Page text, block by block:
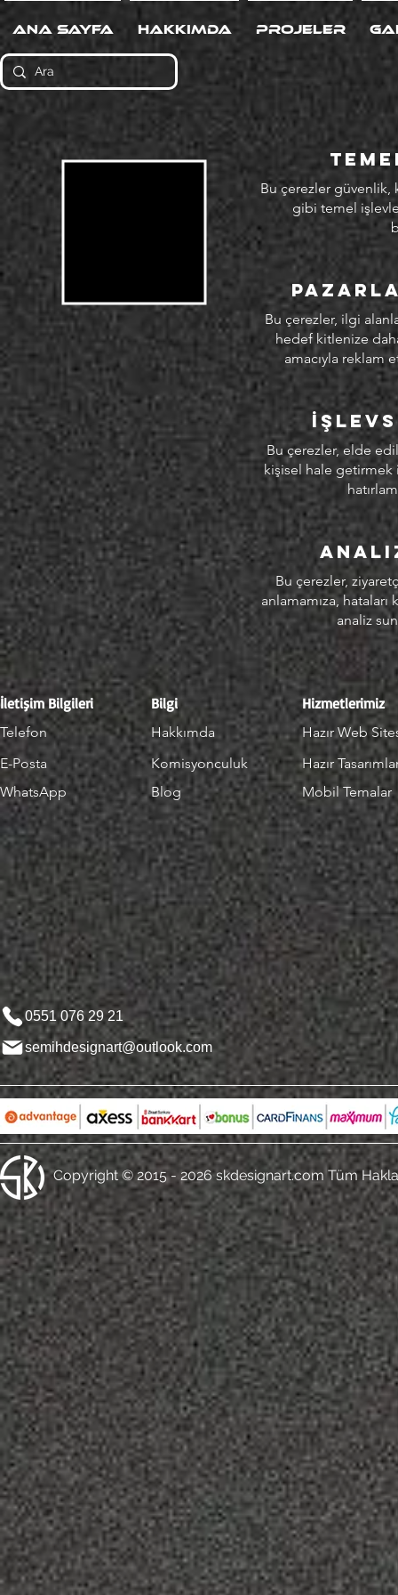
Ana Sayfa Hakkımda Projeler
Bu çerezler güvenlik,
gibi temel
Bu çerezler, ilgi
hedef kitlenize
amacıyla reklam
Bu çerezler, elde
kişisel hale getirmek
Bu çerezler,
anlamamıza,
analiz
İletişim Bilgileri
Telefon
E-Posta
WhatsApp
Bilgi
Hakkımda
Komisyonculuk
Blog
Hizmetlerimiz
Hazır Web
Hazır
Mobil Temalar
0551 076 29 21
semihdesignart@outlook.com
Copyright © 2015 - 2026 skdesignart.com Tüm